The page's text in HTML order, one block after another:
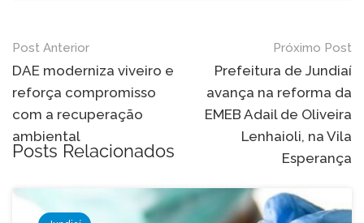
Navegação
de
Post
Post Anterior
DAE moderniza viveiro e
reforça compromisso
com a recuperação
ambiental
Próximo Post
Prefeitura de Jundiaí
avança na reforma da
EMEB Adail de Oliveira
Lenhaioli, na Vila
Esperança
Posts Relacionados